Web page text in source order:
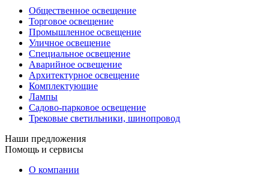
Общественное освещение
Торговое освещение
Промышленное освещение
Уличное освещение
Специальное освещение
Аварийное освещение
Архитектурное освещение
Комплектующие
Лампы
Садово-парковое освещение
Трековые светильники, шинопровод
Наши предложения
Помощь и сервисы
О компании